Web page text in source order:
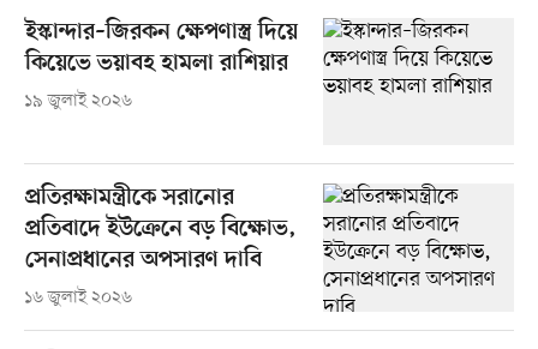
ইস্কান্দার–জিরকন ক্ষেপণাস্ত্র দিয়ে
কিয়েভে ভয়াবহ হামলা রাশিয়ার
১৯ জুলাই ২০২৬
প্রতিরক্ষামন্ত্রীকে সরানোর
প্রতিবাদে ইউক্রেনে বড় বিক্ষোভ,
সেনাপ্রধানের অপসারণ দাবি
১৬ জুলাই ২০২৬